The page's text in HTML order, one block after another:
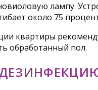
лампу.
около 75
квартиры
обработанный пол.